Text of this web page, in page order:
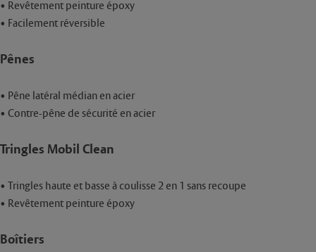
• Revêtement peinture époxy
• Facilement réversible
Pênes
• Pêne latéral médian en acier
• Contre-pêne de sécurité en acier
Tringles Mobil Clean
• Tringles haute et basse à coulisse 2 en 1 sans recoupe
• Revêtement peinture époxy
Boîtiers